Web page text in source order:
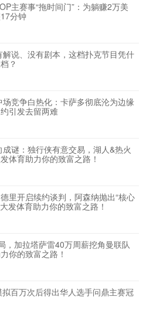
主赛事“拖时间门”：为躺赚2万美
分钟
解说、没有剧本，这档扑克节目凭什
？
竞争白热化：卡萨多彻底沦为边缘
引发去留两难
成谜：独行侠有意交易，湖人&热火
体育助力你的致富之路！
里开启续约谈判，阿森纳抛出“核心
发体育助力你的致富之路！
，加拉塔萨雷40万周薪挖角曼联队
你的致富之路！
拟百万次后得出华人选手问鼎主赛冠